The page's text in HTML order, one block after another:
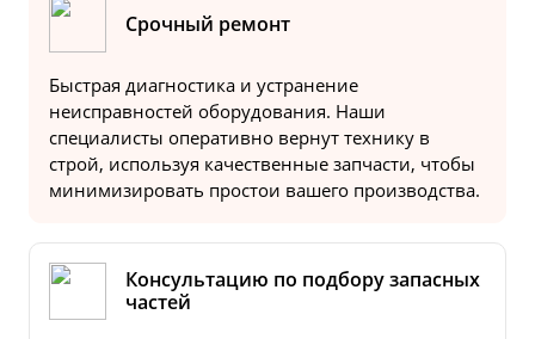
Срочный ремонт
Быстрая диагностика и устранение
неисправностей оборудования. Наши
специалисты оперативно вернут технику в
строй, используя качественные запчасти, чтобы
минимизировать простои вашего производства.
Консультацию по подбору запасных
частей